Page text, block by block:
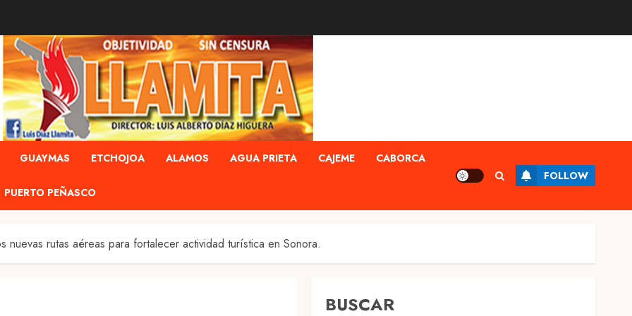
GUAYMAS ETCHOJOA ALAMOS AGUA PRIETA CAJEME CABORCA
PUERTO PEÑASCO
FOLLOW
nuevas rutas aéreas para fortalecer actividad turística en Sonora.
BUSCAR